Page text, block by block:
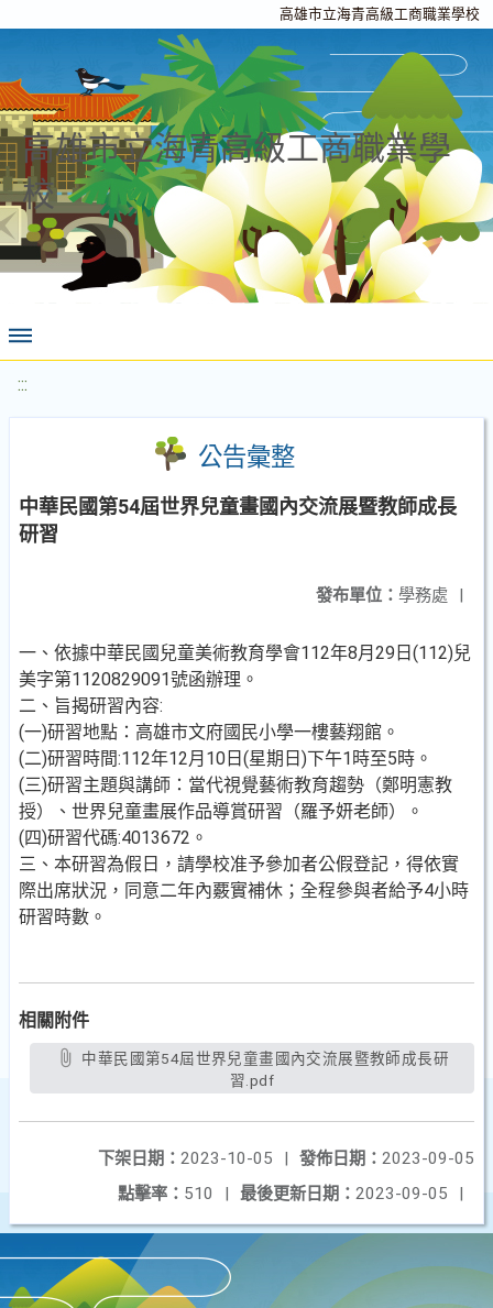
高雄市立海青高級工商職業學校
高雄市立海青高級工商職業學
校
:::
公告彙整
中華民國第54屆世界兒童畫國內交流展暨教師成長
研習
發布單位： 學務處 |
一、依據中華民國兒童美術教育學會112年8月29日(112)兒
美字第1120829091號函辦理。
二、旨揭研習內容:
(一)研習地點：高雄市文府國民小學一樓藝翔館。
(二)研習時間:112年12月10日(星期日)下午1時至5時。
(三)研習主題與講師：當代視覺藝術教育趨勢（鄭明憲教
授）、世界兒童畫展作品導賞研習（羅予妍老師）。
(四)研習代碼:4013672。
三、本研習為假日，請學校准予參加者公假登記，得依實
際出席狀況，同意二年內覈實補休；全程參與者給予4小時
研習時數。
相關附件
習.pdf
發佈日期： 2023-09-05
下架日期： 2023-10-05
|
最後更新日期： 2023-09-05 |
點擊率： 510 |